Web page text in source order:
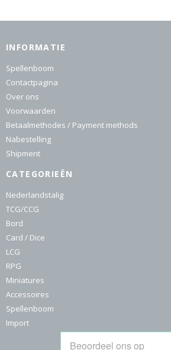
INFORMATIE
Spellenboom
Contactpagina
Over ons
Voorwaarden
Betaalmethodes / Payment methods
Nabestelling
Shipment
CATEGORIEËN
Nederlandstalig
TCG/CCG
Bord
Card / Dice
LCG
RPG
Miniatures
Accessoires
Spellenboom
Import